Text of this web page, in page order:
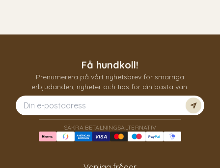
Få hundkoll!
Prenumerera på vårt nyhetsbrev för smarriga
erbjudanden, nyheter och tips för din bästa vän.
SÄKRA BETALNINGSALTERNATIV
AMERICAN
EXPRESS
VISA PayPal